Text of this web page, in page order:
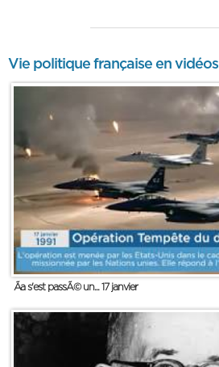
Vie politique française en vidéos
Ãa s'est passÃ© un... 17 janvier